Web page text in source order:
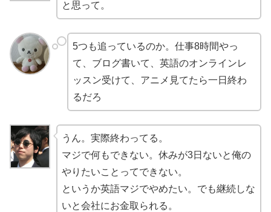
と思って。
5つも追っているのか。仕事8時間やっ
て、ブログ書いて、英語のオンラインレ
ッスン受けて、アニメ見てたら一日終わ
るだろ
うん。実際終わってる。
マジで何もできない。休みが3日ないと俺の
やりたいことってできない。
というか英語マジでやめたい。でも継続しな
いと会社にお金取られる。